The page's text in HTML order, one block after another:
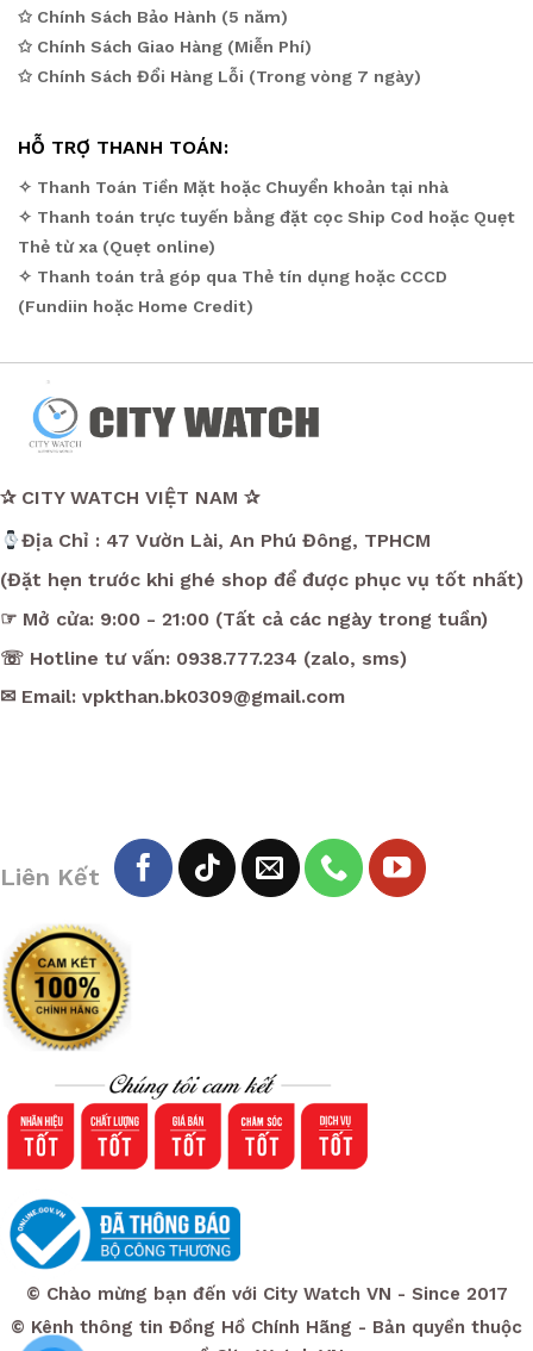
✩ Chính Sách Bảo Hành (5 năm)
✩ Chính Sách Giao Hàng (Miễn Phí)
✩ Chính Sách Đổi Hàng Lỗi (Trong vòng 7 ngày)
HỖ TRỢ THANH TOÁN:
✧ Thanh Toán Tiền Mặt hoặc Chuyển khoản tại nhà
✧ Thanh toán trực tuyến bằng đặt cọc Ship Cod hoặc Quẹt
Thẻ từ xa (Quẹt online)
✧ Thanh toán trả góp qua Thẻ tín dụng hoặc CCCD
(Fundiin hoặc Home Credit)
✰ CITY WATCH VIỆT NAM ✰
Địa Chỉ : 47 Vườn Lài, An Phú Đông, TPHCM
(Đặt hẹn trước khi ghé shop để được phục vụ tốt nhất)
☞ Mở cửa: 9:00 - 21:00 (Tất cả các ngày trong tuần)
☏ Hotline tư vấn: 0938.777.234 (zalo, sms)
✉ Email: vpkthan.bk0309@gmail.com
Liên Kết
© Chào mừng bạn đến với City Watch VN - Since 2017
© Kênh thông tin Đồng Hồ Chính Hãng - Bản quyền thuộc